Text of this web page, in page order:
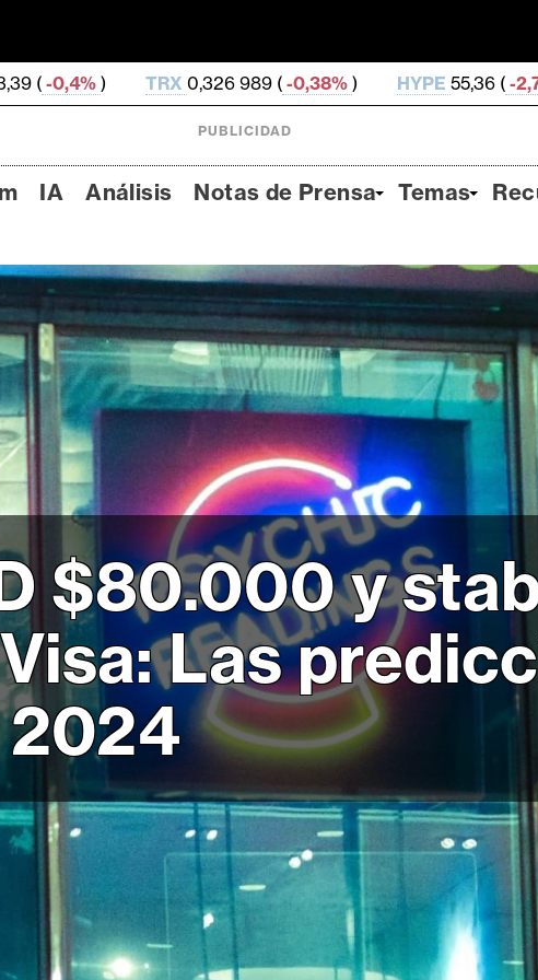
0,326 989 ( -0,38%) HYPE55,36 (-2,73% DOGE
PUBLICIDAD
IA Análisis Notas de Prensa Temas
$80.000 y
Las